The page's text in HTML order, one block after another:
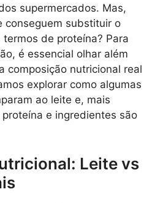
supermercados. Mas,
conseguem substituir o
de proteína? Para
é essencial olhar além
composição nutricional real
explorar como algumas
ao leite e, mais
e ingredientes são
Leite vs